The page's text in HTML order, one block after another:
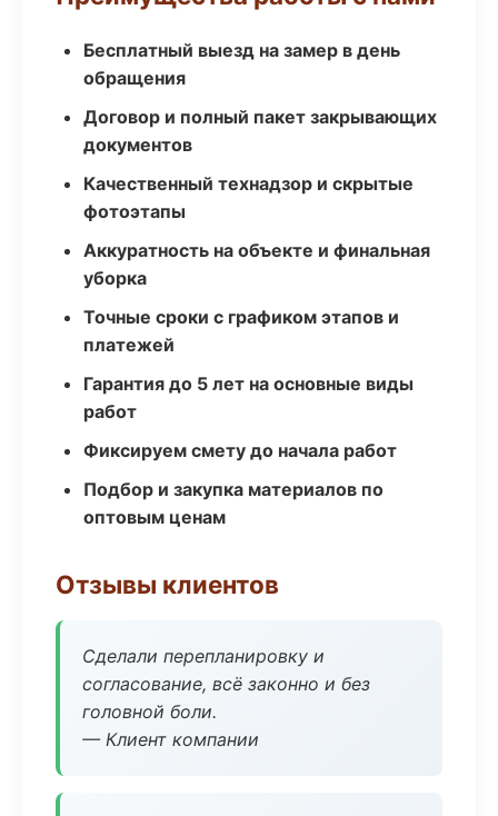
Бесплатный выезд на замер в день
обращения
Договор и полный пакет закрывающих
документов
Качественный технадзор и скрытые
фотоэтапы
Аккуратность на объекте и финальная
уборка
Точные сроки с графиком этапов и
платежей
Гарантия до 5 лет на основные виды
работ
Фиксируем смету до начала работ
Подбор и закупка материалов по
оптовым ценам
Отзывы клиентов
Сделали перепланировку и
согласование, всё законно и без
головной боли.
— Клиент компании